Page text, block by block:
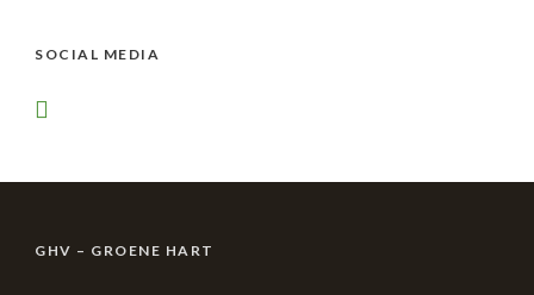
SOCIAL MEDIA
GHV – GROENE HART